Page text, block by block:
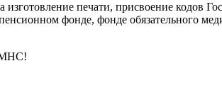
печати, присвоение кодов
фонде, фонде обязательного